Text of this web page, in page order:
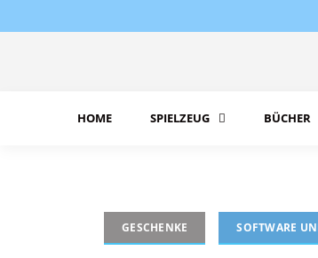
to
HOME SPIELZEUG BÜCHER
GESCHENKE SOFTWARE